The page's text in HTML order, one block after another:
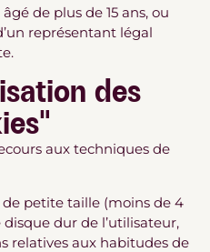
de plus de 15 ans, ou
représentant légal
des
aux techniques de
de petite taille (moins de 4
dur de l’utilisateur,
relatives aux habitudes de